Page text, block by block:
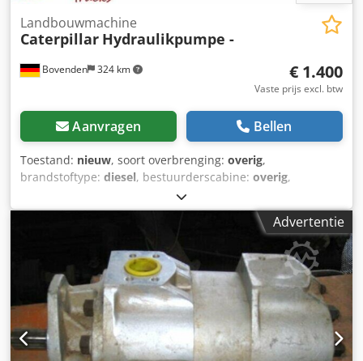
Bovenden 324 km
Landbouwmachine
Caterpillar Hydraulikpumpe -
€ 1.400
Vaste prijs excl. btw
Aanvragen Bellen
Toestand: nieuw, soort overbrenging: overig,
brandstoftype: diesel, bestuurderscabine: overig,
Voertuiglocatie: Bovenden, Credpfei Rn Umex Ai Sjf
Opbouw: Hydrauliekpomp NIEUW Nr.: 8748J8747
ACCESSOIRES-INFORMATIE ZONDER GARANTIE,
wijzigingen, tussentijdse verkoop en fouten voorbehouden!
Advertentie